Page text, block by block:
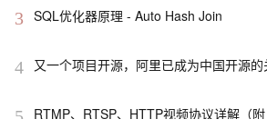
3 SQL优化器原理 - Auto Hash Join
4 又一个项目开源，阿里已成为中国开源的
5
RTMP、RTSP、HTTP视频协议详解（